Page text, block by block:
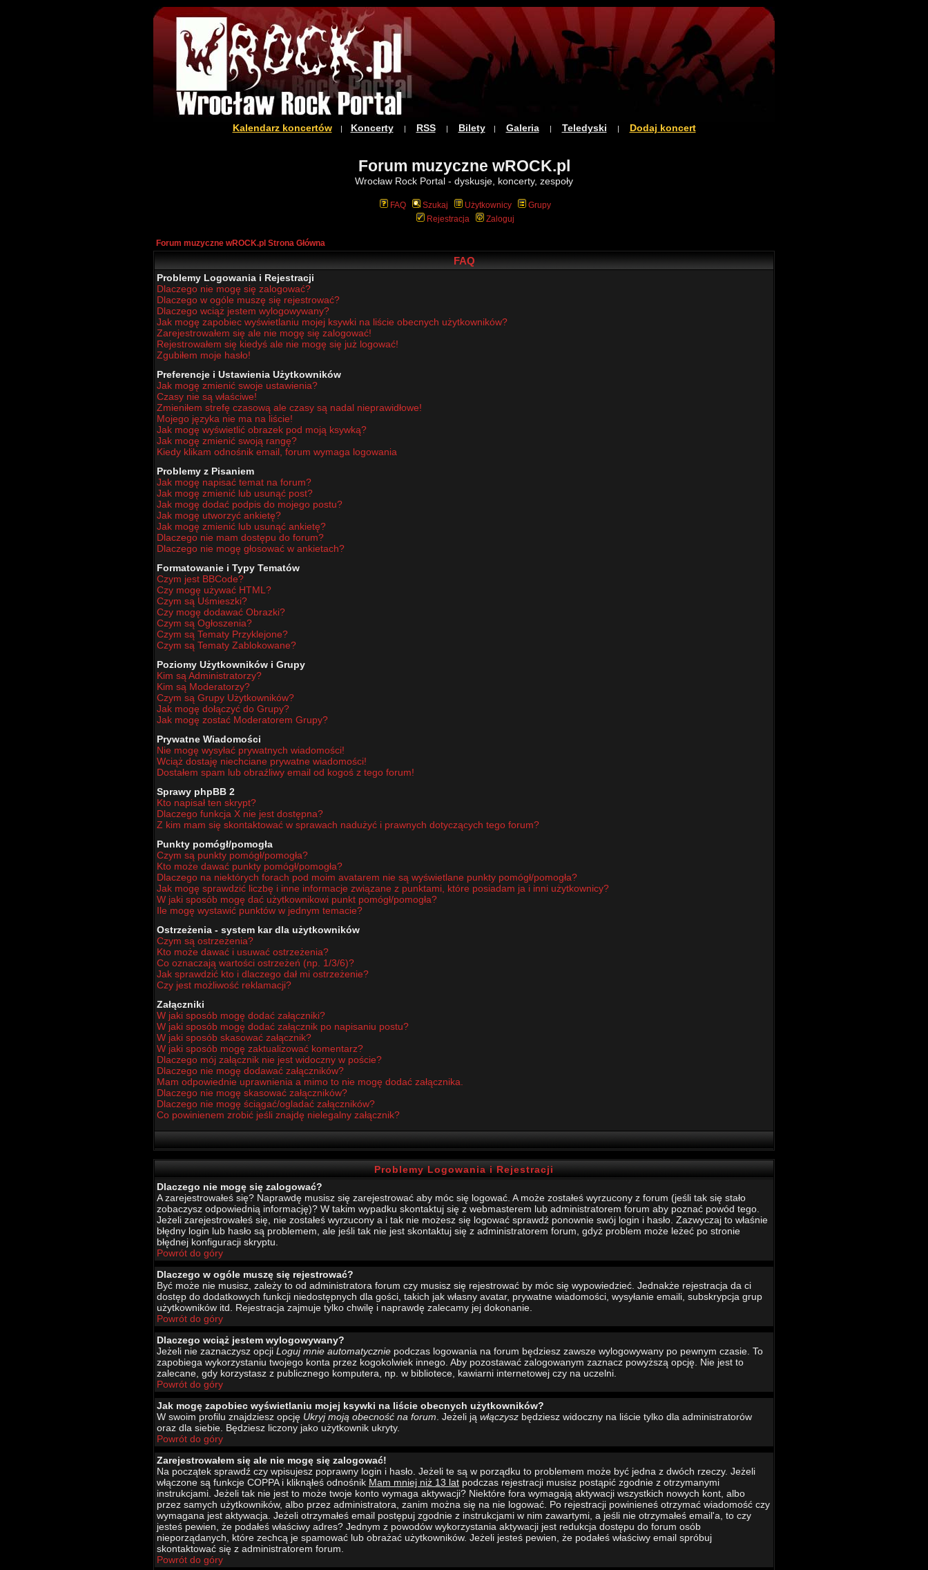
Kalendarz koncertów| Koncerty| RSS| Bilety| Galeria| Teledyski | Dodaj koncert
Forum muzyczne wROCK.pl
Wrocław Rock Portal - dyskusje, koncerty, zespoły
FAQ Szukaj Użytkownicy
Grupy
Rejestracja
Zaloguj
Forum muzyczne wROCK.pl Strona Główna
FAQ
Problemy Logowania i Rejestracji
Dlaczego nie mogę się zalogować?
Dlaczego w ogóle muszę się rejestrować?
Dlaczego wciąż jestem wylogowywany?
Jak mogę zapobiec wyświetlaniu mojej ksywki na liście obecnych użytkowników?
Zarejestrowałem się ale nie mogę się zalogować!
Rejestrowałem się kiedyś ale nie mogę się już logować!
Zgubiłem moje hasło!
Preferencje i Ustawienia Użytkowników
Jak mogę zmienić swoje ustawienia?
Czasy nie są właściwe!
Zmieniłem strefę czasową ale czasy są nadal nieprawidłowe!
Mojego języka nie ma na liście!
Jak mogę wyświetlić obrazek pod moją ksywką?
Jak mogę zmienić swoją rangę?
Kiedy klikam odnośnik email, forum wymaga logowania
Problemy z Pisaniem
Jak mogę napisać temat na forum?
Jak mogę zmienić lub usunąć post?
Jak mogę dodać podpis do mojego postu?
Jak mogę utworzyć ankietę?
Jak mogę zmienić lub usunąć ankietę?
Dlaczego nie mam dostępu do forum?
Dlaczego nie mogę głosować w ankietach?
Formatowanie i Typy Tematów
Czym jest BBCode?
Czy mogę używać HTML?
Czym są Uśmieszki?
Czy mogę dodawać Obrazki?
Czym są Ogłoszenia?
Czym są Tematy Przyklejone?
Czym są Tematy Zablokowane?
Poziomy Użytkowników i Grupy
Kim są Administratorzy?
Kim są Moderatorzy?
Czym są Grupy Użytkowników?
Jak mogę dołączyć do Grupy?
Jak mogę zostać Moderatorem Grupy?
Prywatne Wiadomości
Nie mogę wysyłać prywatnych wiadomości!
Wciąż dostaję niechciane prywatne wiadomości!
Dostałem spam lub obraźliwy email od kogoś z tego forum!
Sprawy phpBB 2
Kto napisał ten skrypt?
Dlaczego funkcja X nie jest dostępna?
Z kim mam się skontaktować w sprawach nadużyć i prawnych dotyczących tego forum?
Punkty pomógł/pomogła
Czym są punkty pomógł/pomogła?
Kto może dawać punkty pomógł/pomogła?
Dlaczego na niektórych forach pod moim avatarem nie są wyświetlane punkty pomógł/pomogła?
Jak mogę sprawdzić liczbę i inne informacje związane z punktami, które posiadam ja i inni użytkownicy?
W jaki sposób mogę dać użytkownikowi punkt pomógł/pomogła?
Ile mogę wystawić punktów w jednym temacie?
Ostrzeżenia - system kar dla użytkowników
Czym są ostrzeżenia?
Kto może dawać i usuwać ostrzeżenia?
Co oznaczają wartości ostrzeżeń (np. 1/3/6)?
Jak sprawdzić kto i dlaczego dał mi ostrzeżenie?
Czy jest możliwość reklamacji?
Załączniki
W jaki sposób mogę dodać załączniki?
W jaki sposób mogę dodać załącznik po napisaniu postu?
W jaki sposób skasować załącznik?
W jaki sposób mogę zaktualizować komentarz?
Dlaczego mój załącznik nie jest widoczny w poście?
Dlaczego nie mogę dodawać załączników?
Mam odpowiednie uprawnienia a mimo to nie mogę dodać załącznika.
Dlaczego nie mogę skasować załączników?
Dlaczego nie mogę ściągać/ogladać załączników?
Co powinienem zrobić jeśli znajdę nielegalny załącznik?
Problemy Logowania i Rejestracji
Dlaczego nie mogę się zalogować?
A zarejestrowałeś się? Naprawdę musisz się zarejestrować aby móc się logować. A może zostałeś wyrzucony z forum (jeśli tak się stało
zobaczysz odpowiednią informację)? W takim wypadku skontaktuj się z webmasterem lub administratorem forum aby poznać powód tego.
Jeżeli zarejestrowałeś się, nie zostałeś wyrzucony a i tak nie możesz się logować sprawdź ponownie swój login i hasło. Zazwyczaj to właśnie
błędny login lub hasło są problemem, ale jeśli tak nie jest skontaktuj się z administratorem forum, gdyż problem może leżeć po stronie
błędnej konfiguracji skryptu.
Powrót do góry
Dlaczego w ogóle muszę się rejestrować?
Być może nie musisz, zależy to od administratora forum czy musisz się rejestrować by móc się wypowiedzieć. Jednakże rejestracja da ci
dostęp do dodatkowych funkcji niedostępnych dla gości, takich jak własny avatar, prywatne wiadomości, wysyłanie emaili, subskrypcja grup
użytkowników itd. Rejestracja zajmuje tylko chwilę i naprawdę zalecamy jej dokonanie.
Powrót do góry
Dlaczego wciąż jestem wylogowywany?
Jeżeli nie zaznaczysz opcji Loguj mnie automatycznie podczas logowania na forum będziesz zawsze wylogowywany po pewnym czasie. To
zapobiega wykorzystaniu twojego konta przez kogokolwiek innego. Aby pozostawać zalogowanym zaznacz powyższą opcję. Nie jest to
zalecane, gdy korzystasz z publicznego komputera, np. w bibliotece, kawiarni internetowej czy na uczelni.
Powrót do góry
Jak mogę zapobiec wyświetlaniu mojej ksywki na liście obecnych użytkowników?
W swoim profilu znajdziesz opcję Ukryj moją obecność na forum . Jeżeli ją włączysz będziesz widoczny na liście tylko dla administratorów
oraz dla siebie. Będziesz liczony jako użytkownik ukryty.
Powrót do góry
Zarejestrowałem się ale nie mogę się zalogować!
Na początek sprawdź czy wpisujesz poprawny login i hasło. Jeżeli te są w porządku to problemem może być jedna z dwóch rzeczy. Jeżeli
włączone są funkcje COPPA i kliknąłeś odnośnik Mam mniej niż 13 lat podczas rejestracji musisz postąpić zgodnie z otrzymanymi
instrukcjami. Jeżeli tak nie jest to może twoje konto wymaga aktywacji? Niektóre fora wymagają aktywacji wszystkich nowych kont, albo
przez samych użytkowników, albo przez administratora, zanim można się na nie logować. Po rejestracji powinieneś otrzymać wiadomość czy
wymagana jest aktywacja. Jeżeli otrzymałeś email postępuj zgodnie z instrukcjami w nim zawartymi, a jeśli nie otrzymałeś email'a, to czy
jesteś pewien, że podałeś właściwy adres? Jednym z powodów wykorzystania aktywacji jest redukcja dostępu do forum osób
nieporządanych, które zechcą je spamować lub obrażać użytkowników. Jeżeli jesteś pewien, że podałeś właściwy email spróbuj
skontaktować się z administratorem forum.
Powrót do góry